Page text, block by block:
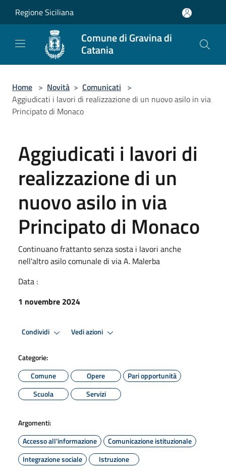
Regione Siciliana
Comune di Gravina di
Catania
Home > Novità > Comunicati >
Aggiudicati i lavori di realizzazione di un nuovo asilo in via
Principato di Monaco
Aggiudicati i lavori di
realizzazione di un
nuovo asilo in via
Principato di Monaco
Continuano frattanto senza sosta i lavori anche
nell'altro asilo comunale di via A. Malerba
Data :
1 novembre 2024
Condividi Vedi azioni
Categorie:
Comune
Opere
Pari opportunità
Scuola
Servizi
Argomenti:
Accesso all'informazione
Comunicazione istituzionale
Integrazione sociale
Istruzione